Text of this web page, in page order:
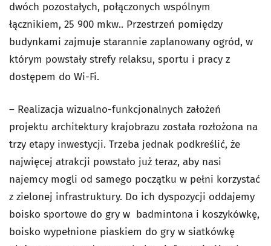
dwóch pozostałych, połączonych wspólnym
łącznikiem, 25 900 mkw.. Przestrzeń pomiędzy
budynkami zajmuje starannie zaplanowany ogród, w
którym powstały strefy relaksu, sportu i pracy z
dostępem do Wi-Fi.
– Realizacja wizualno-funkcjonalnych założeń
projektu architektury krajobrazu została rozłożona na
trzy etapy inwestycji. Trzeba jednak podkreślić, że
najwięcej atrakcji powstało już teraz, aby nasi
najemcy mogli od samego początku w pełni korzystać
z zielonej infrastruktury. Do ich dyspozycji oddajemy
boisko sportowe do gry w badmintona i koszykówkę,
boisko wypełnione piaskiem do gry w siatkówkę